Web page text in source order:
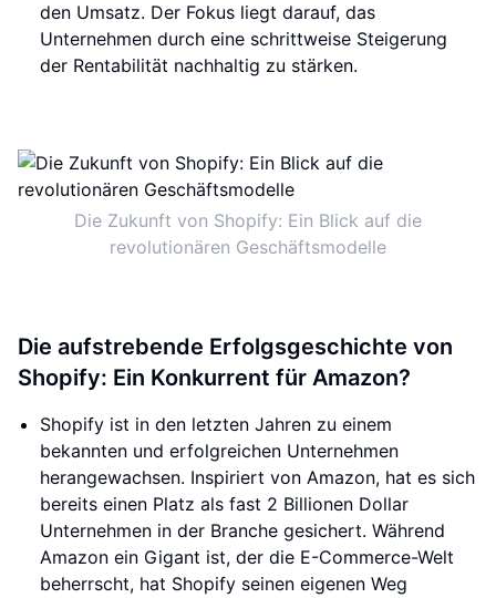
den Umsatz. Der Fokus liegt darauf, das
Unternehmen durch eine schrittweise Steigerung
der Rentabilität nachhaltig zu stärken.
Die Zukunft von Shopify: Ein Blick auf die
revolutionären Geschäftsmodelle
Die aufstrebende Erfolgsgeschichte von
Shopify: Ein Konkurrent für Amazon?
Shopify ist in den letzten Jahren zu einem
bekannten und erfolgreichen Unternehmen
herangewachsen. Inspiriert von Amazon, hat es sich
bereits einen Platz als fast 2 Billionen Dollar
Unternehmen in der Branche gesichert. Während
Amazon ein Gigant ist, der die E-Commerce-Welt
beherrscht, hat Shopify seinen eigenen Weg